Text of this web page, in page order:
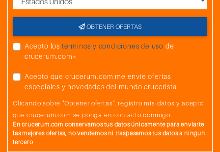
OBTENER OFERTAS
Acepto los términos y condiciones de uso de
crucerum.com*
Acepto que crucerum.com me envíe ofertas
especiales y novedades del mundo crucerista
Clicando sobre "Obtener ofertas", registro mis datos y acepto
que crucerum.com se ponga en contacto conmigo.
En crucerum.com conservamos tus datos únicamente para enviarte
las mejores ofertas, no vendemos ni traspasamos tus datos a ningun
tercero